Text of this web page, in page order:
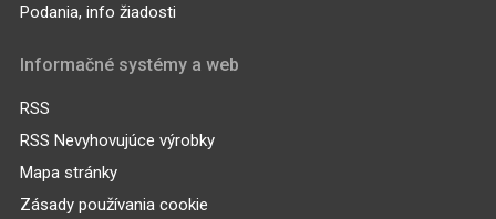
Podania, info žiadosti
Informačné systémy a web
RSS
RSS Nevyhovujúce výrobky
Mapa stránky
Zásady používania cookie